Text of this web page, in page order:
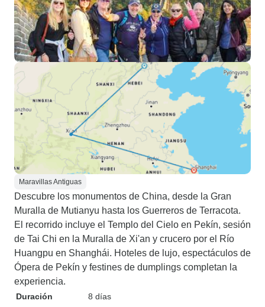
Maravillas Antiguas
Descubre los monumentos de China, desde la Gran
Muralla de Mutianyu hasta los Guerreros de Terracota.
El recorrido incluye el Templo del Cielo en Pekín, sesión
de Tai Chi en la Muralla de Xi'an y crucero por el Río
Huangpu en Shanghái. Hoteles de lujo, espectáculos de
Ópera de Pekín y festines de dumplings completan la
experiencia.
Duración
8 días